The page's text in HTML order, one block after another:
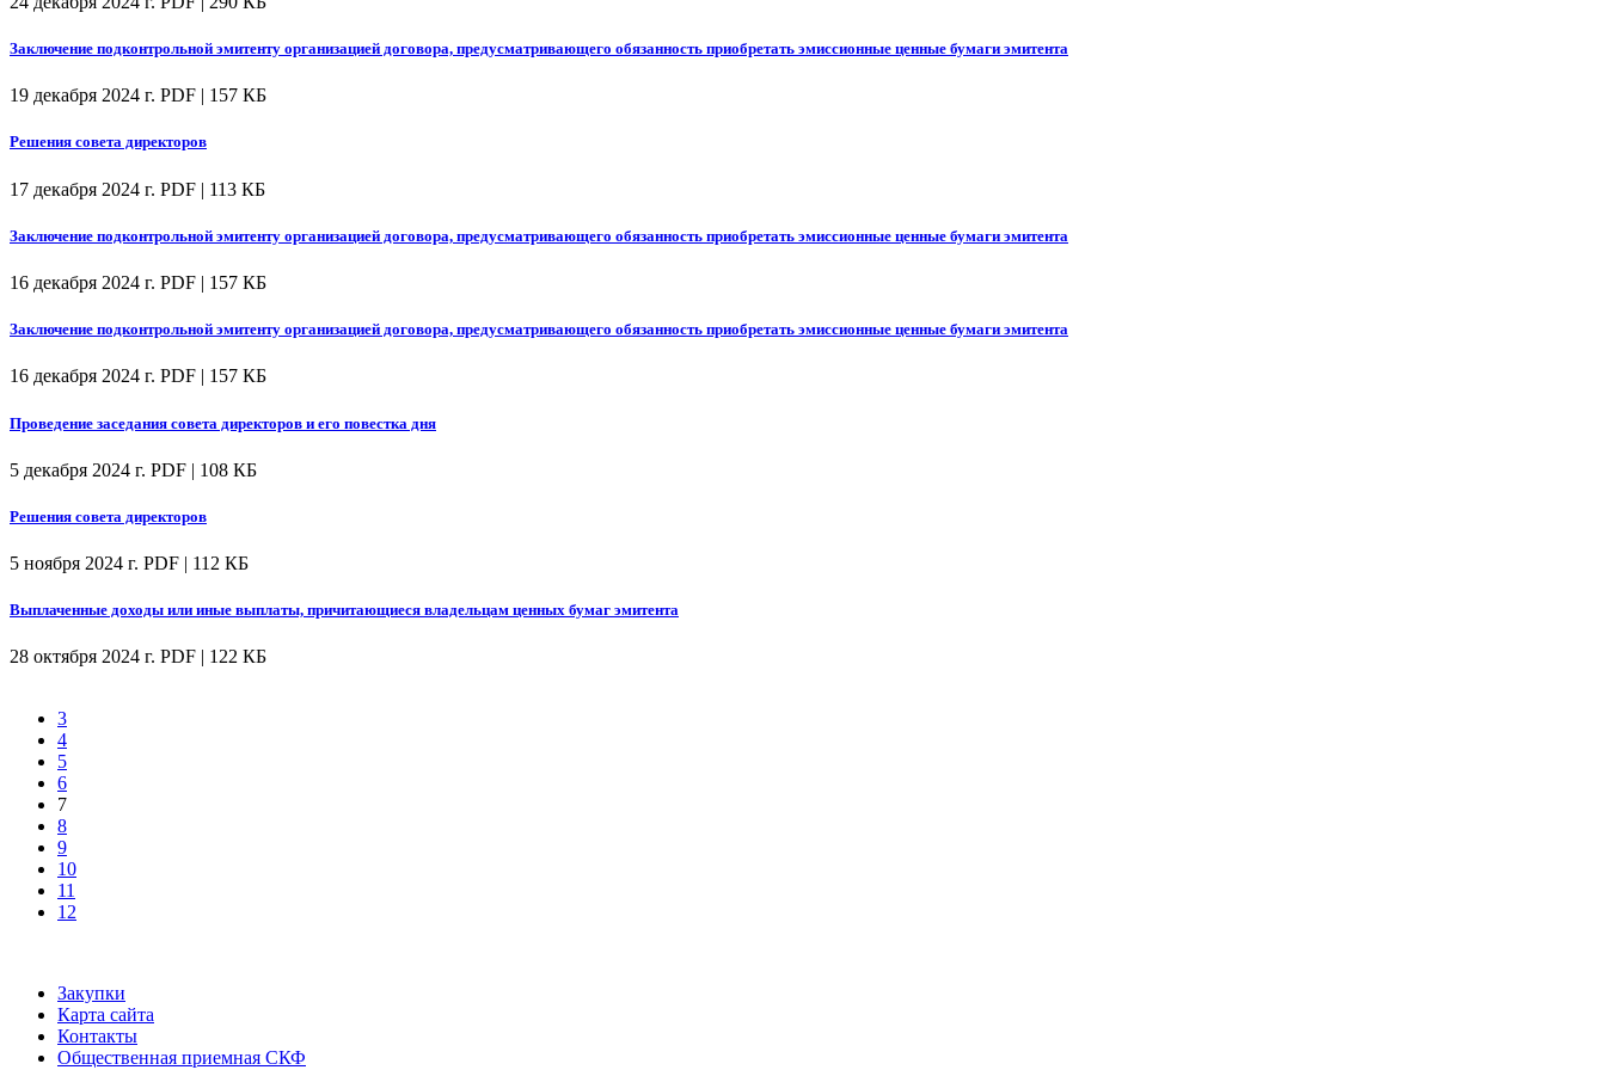
Заключение подконтрольной эмитенту организацией договора, предусматривающего обязанность приобретать эмиссионные ценные бумаги эмитента
19 декабря 2024 г. PDF | 157 КБ
Решения совета директоров
17 декабря 2024 г. PDF | 113 КБ
Заключение подконтрольной эмитенту организацией договора, предусматривающего обязанность приобретать эмиссионные ценные бумаги эмитента
16 декабря 2024 г. PDF | 157 КБ
Заключение подконтрольной эмитенту организацией договора, предусматривающего обязанность приобретать эмиссионные ценные бумаги эмитента
16 декабря 2024 г. PDF | 157 КБ
Проведение заседания совета директоров и его повестка дня
5 декабря 2024 г. PDF | 108 КБ
Решения совета директоров
5 ноября 2024 г. PDF | 112 КБ
Выплаченные доходы или иные выплаты, причитающиеся владельцам ценных бумаг эмитента
28 октября 2024 г. PDF | 122 КБ
3
4
5
6
7
8
9
10
11
12
Закупки
Карта сайта
Контакты
Общественная приемная СКФ